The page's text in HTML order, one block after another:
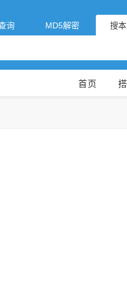
询 MD5解密 搜
首页